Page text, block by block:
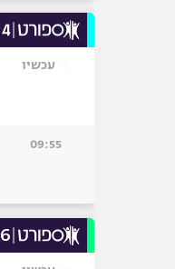
עכשיו
09:55